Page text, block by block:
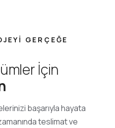
GERÇEĞE
İçin
başarıyla hayata
teslimat ve